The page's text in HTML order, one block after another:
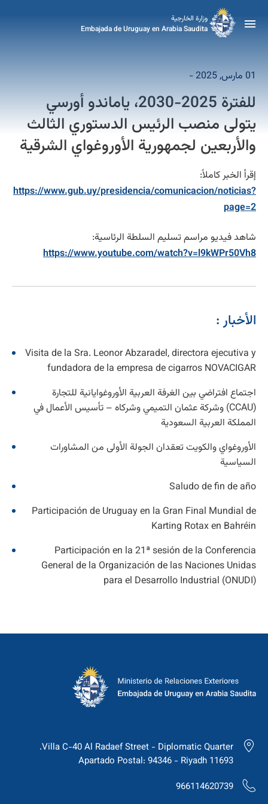
وزارة الخارجية
Embajada de Uruguay en Arabia Saudita
01 مارس, 2025 -
للفترة 2025-2030، ياماندو أورسي
يتولى منصب الرئيس الدستوري الثالث
والأربعين لجمهورية الأوروغواي الشرقية
إقرأ الخبر كاملاً:
https://www.gub.uy/presidencia/comunicacion/noticias?
page=2
شاهد فيديو مراسم تسليم السلطة الرئاسية:
https://www.youtube.com/watch?v=l9kWPr50Vh8
الأخبار :
Visita de la Sra. Leonor Abzaradel, directora ejecutiva y
fundadora de la empresa de cigarros NOVACIGAR
اجتماع افتراضي بين الغرفة العربية الأوروغوايانية للتجارة
(CCAU) وشركة عثمان التميمي وشركاه – تأسيس الأعمال في
المملكة العربية السعودية
الأوروغواي والكويت تعقدان الجولة الأولى من المشاورات
السياسية
Saludo de fin de año
Participación de Uruguay en la Gran Final Mundial de
Karting Rotax en Bahréin
Participación en la 21ª sesión de la Conferencia
General de la Organización de las Naciones Unidas
para el Desarrollo Industrial (ONUDI)
Villa C-40 Al Radaef Street - Diplomatic Quarter.
Apartado Postal: 94346 - Riyadh 11693
966114620739